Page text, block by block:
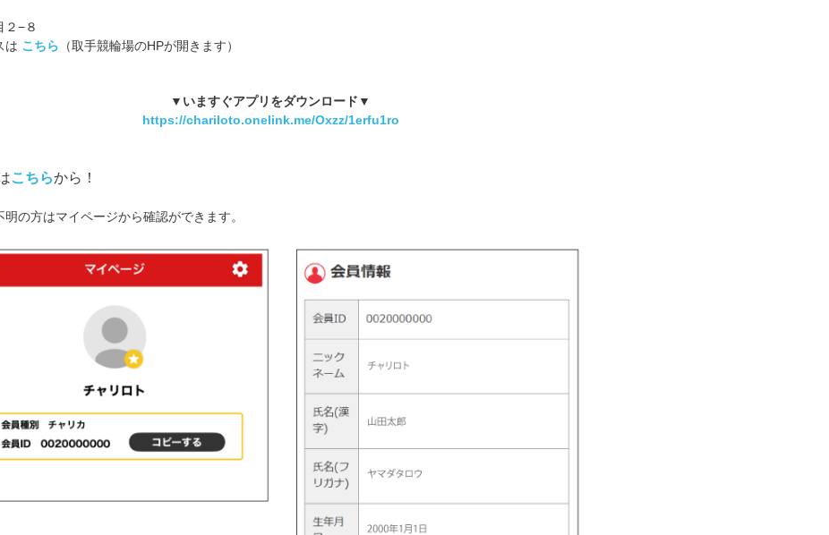
２−８
は こちら （取手競輪場のHPが開きます）
▼いますぐアプリをダウンロード▼
https://chariloto.onelink.me/Oxzz/1erfu1ro
こちらから！
の方はマイページから確認ができます。